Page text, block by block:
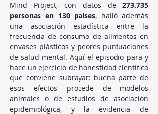
Mind Project, con datos de 273.735
personas en 130 países, halló además
una asociación estadística entre la
frecuencia de consumo de alimentos en
envases plásticos y peores puntuaciones
de salud mental. Aquí el episodio para y
hace un ejercicio de honestidad científica
que conviene subrayar: buena parte de
esos efectos procede de modelos
animales o de estudios de asociación
epidemiológica, y la evidencia de